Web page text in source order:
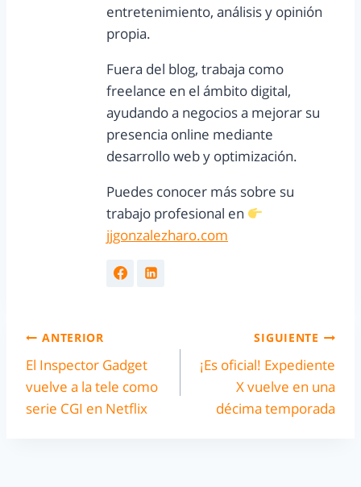
entretenimiento, análisis y opinión
propia.
Fuera del blog, trabaja como
freelance en el ámbito digital,
ayudando a negocios a mejorar su
presencia online mediante
desarrollo web y optimización.
Puedes conocer más sobre su
trabajo profesional en
jjgonzalezharo.com
ANTERIOR
El Inspector Gadget
vuelve a la tele como
serie CGI en Netflix
SIGUIENTE
¡Es oficial! Expediente
X vuelve en una
décima temporada